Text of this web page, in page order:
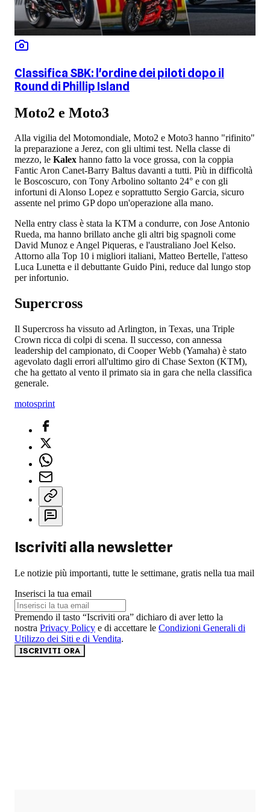
Classifica SBK: l'ordine dei piloti dopo il
Round di Phillip Island
Moto2 e Moto3
Alla vigilia del Motomondiale, Moto2 e Moto3 hanno "rifinito"
la preparazione a Jerez, con gli ultimi test. Nella classe di
mezzo, le Kalex hanno fatto la voce grossa, con la coppia
Fantic Aron Canet-Barry Baltus davanti a tutti. Più in difficoltà
le Boscoscuro, con Tony Arbolino soltanto 24° e con gli
infortuni di Alonso Lopez e soprattutto Sergio Garcia, sicuro
assente nel primo GP dopo un'operazione alla mano.
Nella entry class è stata la KTM a condurre, con Jose Antonio
Rueda, ma hanno brillato anche gli altri big spagnoli come
David Munoz e Angel Piqueras, e l'australiano Joel Kelso.
Attorno alla Top 10 i migliori italiani, Matteo Bertelle, l'atteso
Luca Lunetta e il debuttante Guido Pini, reduce dal lungo stop
per infortunio.
Supercross
Il Supercross ha vissuto ad Arlington, in Texas, una Triple
Crown ricca di colpi di scena. Il successo, con annessa
leadership del campionato, di Cooper Webb (Yamaha) è stato
agevolato dagli errori all'ultimo giro di Chase Sexton (KTM),
che ha gettato al vento il primato sia in gara che nella classifica
generale.
motosprint
Iscriviti alla newsletter
Le notizie più importanti, tutte le settimane, gratis nella tua mail
Inserisci la tua email
Premendo il tasto “Iscriviti ora” dichiaro di aver letto la
nostra Privacy Policy e di accettare le Condizioni Generali di
Utilizzo dei Siti e di Vendita.
ISCRIVITI ORA